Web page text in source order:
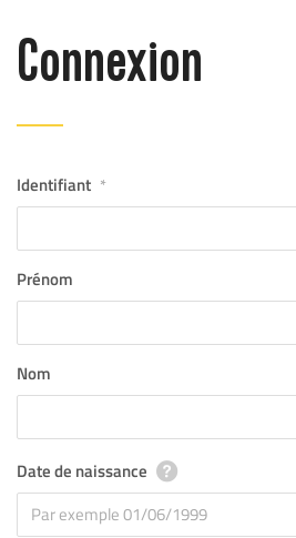
Connexion
Identifiant *
Prénom
Nom
Date de naissance